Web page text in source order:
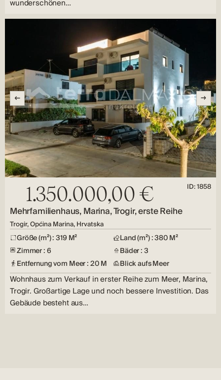
wunderschönen…
1.350.000,00 € ID: 1858
Mehrfamilienhaus, Marina, Trogir, erste Reihe
Trogir, Općina Marina, Hrvatska
Größe (m²) : 319 M²
Land (m²) : 380 M²
Zimmer : 6
Bäder : 3
Entfernung vom Meer : 20 M
Blick aufs Meer
Wohnhaus zum Verkauf in erster Reihe zum Meer, Marina,
Trogir. Großartige Lage und noch bessere Investition. Das
Gebäude besteht aus…